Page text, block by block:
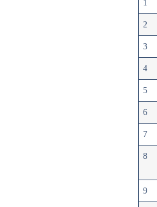
1
2
3
4
5
6
7
8
9